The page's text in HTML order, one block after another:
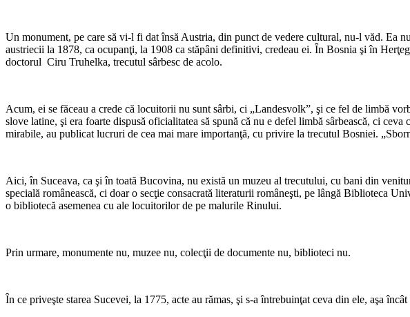
Un monument, pe care să vi-l fi dat însă Austria, din punct de vedere cultural, nu-l văd. Ea
austriecii la 1878, ca ocupanţi, la 1908 ca stăpâni definitivi, credeau ei. În Bosnia şi în
doctorul Ciru Truhelka, trecutul sârbesc de acolo.
Acum, ei se făceau a crede că locuitorii nu sunt sârbi, ci „Landesvolk”, şi ce fel de limbă
slove latine, şi era foarte dispusă oficialitatea să spună că nu e defel limbă sârbească, ci
mirabile, au publicat lucruri de cea mai mare im­portanţă, cu privire la trecutul Bosniei.
Aici, în Suceava, ca şi în toată Bucovina, nu există un muzeu al trecutului, cu bani din
specială românească, ci doar o secţie consacrată li­teraturii româneşti, pe lângă Biblioteca
o bibliotecă asemenea cu ale locuitorilor de pe malurile Rinului.
Prin urmare, monumente nu, muzee nu, colecţii de documente nu, biblioteci nu.
În ce priveşte starea Sucevei, la 1775, acte au ră­mas, şi s-a întrebuinţat ceva din ele, aşa încât